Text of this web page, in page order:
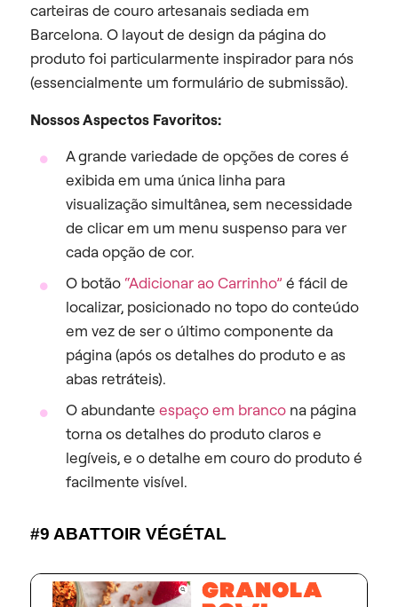
carteiras de couro artesanais sediada em
Barcelona. O layout de design da página do
produto foi particularmente inspirador para nós
(essencialmente um formulário de submissão).
Nossos Aspectos Favoritos:
A grande variedade de opções de cores é
exibida em uma única linha para
visualização simultânea, sem necessidade
de clicar em um menu suspenso para ver
cada opção de cor.
O botão “Adicionar ao Carrinho” é fácil de
localizar, posicionado no topo do conteúdo
em vez de ser o último componente da
página (após os detalhes do produto e as
abas retráteis).
O abundante espaço em branco na página
torna os detalhes do produto claros e
legíveis, e o detalhe em couro do produto é
facilmente visível.
#9 ABATTOIR VÉGÉTAL